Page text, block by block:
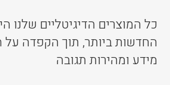
כל המוצרים הדיגיטליים שלנו
החדשות ביותר, תוך הקפדה
מידע ומהירות תגובה